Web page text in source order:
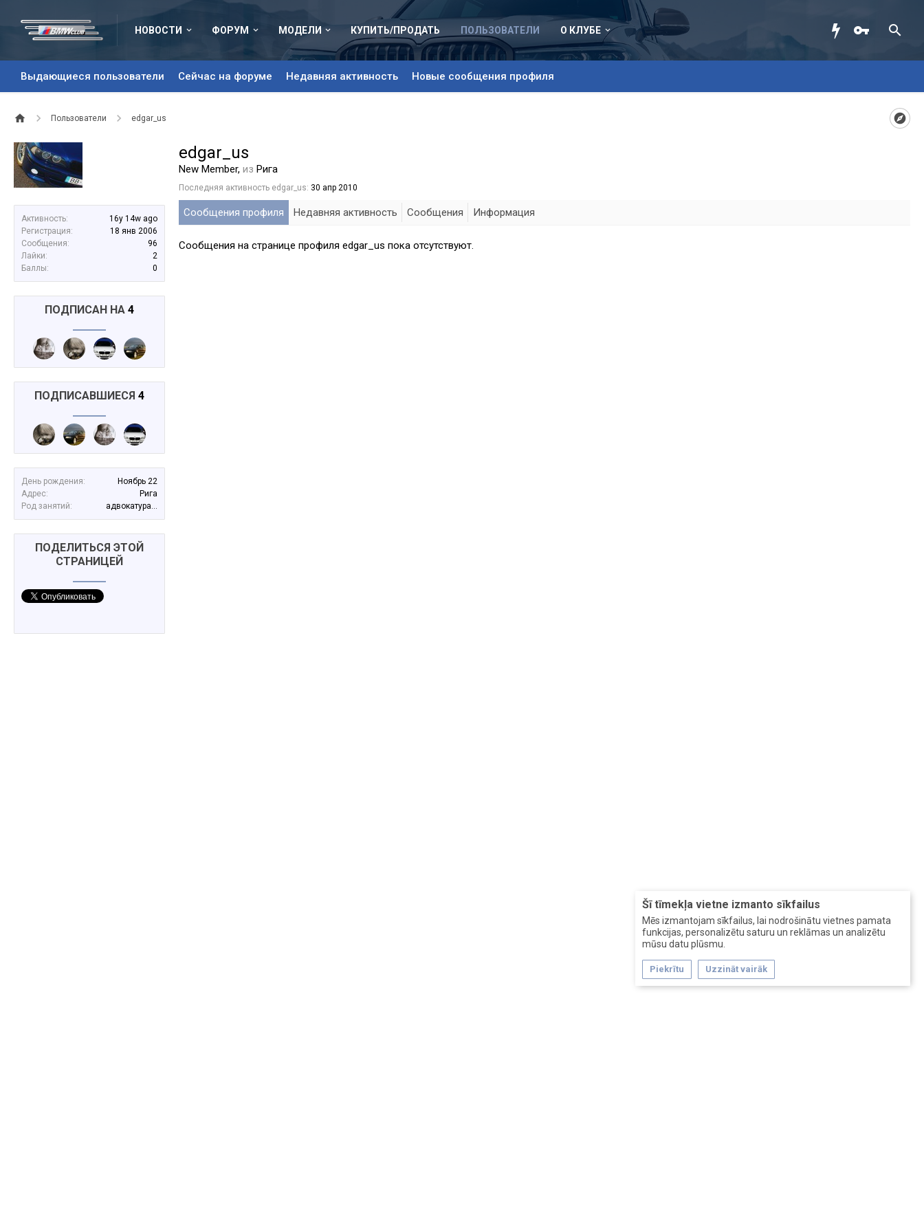
НОВОСТИ ФОРУМ МОДЕЛИ КУПИТЬ/ПРОДАТЬ ПОЛЬЗОВАТЕЛИ
Выдающиеся пользователи Сейчас на форуме Недавняя активность Новые сообщения профиля
О КЛУБЕ
Пользователи edgar_us
Šī tīmekļa vietne izmanto sīkfailus
Mēs izmantojam sīkfailus, lai nodrošinātu vietnes pamata
funkcijas, personalizētu saturu un reklāmas un analizētu
mūsu datu plūsmu.
Piekrītu Uzzināt vairāk
Активность:
16y 14w ago
Регистрация:
18 янв 2006
Сообщения:
96
Лайки:
2
Баллы:
0
ПОДПИСАН НА 4
ПОДПИСАВШИЕСЯ 4
День рождения:
Ноябрь 22
Адрес:
Рига
Род занятий:
адвокатура...
ПОДЕЛИТЬСЯ ЭТОЙ
СТРАНИЦЕЙ
edgar_us
New Member, из Рига
Последняя активность edgar_us: 30 апр 2010
Сообщения профиля Недавняя активность Сообщения Информация
Сообщения на странице профиля edgar_us пока отсутствуют.